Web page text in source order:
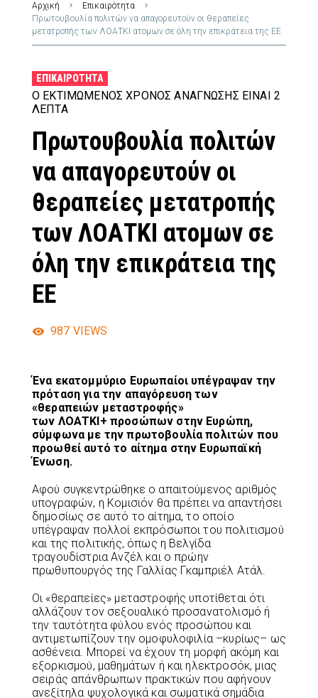
Αρχική
Επικαιρότητα
Πρωτουβουλία πολιτών να απαγορευτούν οι θεραπείες
μετατροπής των ΛΟΑΤΚΙ ατομων σε όλη την επικράτεια της ΕΕ
ΕΠΙΚΑΙΡΌΤΗΤΑ
Ο ΕΚΤΙΜΏΜΕΝΟΣ ΧΡΌΝΟΣ ΑΝΆΓΝΩΣΗΣ ΕΊΝΑΙ 2
ΛΕΠΤΆ
Πρωτουβουλία πολιτών
να απαγορευτούν οι
θεραπείες μετατροπής
των ΛΟΑΤΚΙ ατομων σε
όλη την επικράτεια της
ΕΕ
987 VIEWS
Ένα εκατομμύριο Ευρωπαίοι υπέγραψαν την
πρόταση για την απαγόρευση των
«θεραπειών μεταστροφής»
των ΛΟΑΤΚΙ+ προσώπων στην Ευρώπη,
σύμφωνα με την πρωτοβουλία πολιτών που
προωθεί αυτό το αίτημα στην Ευρωπαϊκή
Ένωση.
Αφού συγκεντρώθηκε ο απαιτούμενος αριθμός
υπογραφών, η Κομισιόν θα πρέπει να απαντήσει
δημοσίως σε αυτό το αίτημα, το οποίο
υπέγραψαν πολλοί εκπρόσωποι του πολιτισμού
και της πολιτικής, όπως η Βελγίδα
τραγουδίστρια Ανζέλ και ο πρώην
πρωθυπουργός της Γαλλίας Γκαμπριέλ Ατάλ.
Οι «θεραπείες» μεταστροφής υποτίθεται ότι
αλλάζουν τον σεξουαλικό προσανατολισμό ή
την ταυτότητα φύλου ενός προσώπου και
αντιμετωπίζουν την ομοφυλοφιλία –κυρίως– ως
ασθένεια. Μπορεί να έχουν τη μορφή ακόμη και
εξορκισμού, μαθημάτων ή και ηλεκτροσόκ, μιας
σειράς απάνθρωπων πρακτικών που αφήνουν
ανεξίτηλα ψυχολογικά και σωματικά σημάδια